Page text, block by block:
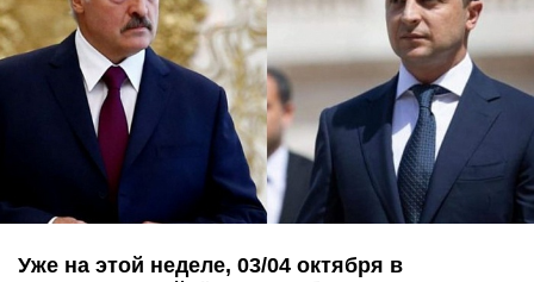
Уже на этой неделе, 03/04 октября в